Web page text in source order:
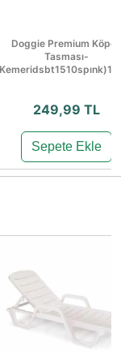
Doggie Premium Köpek
Tasması-
249,99 TL
Sepete Ekle